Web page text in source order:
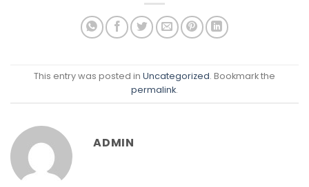
This entry was posted in Uncategorized. Bookmark the
permalink.
ADMIN